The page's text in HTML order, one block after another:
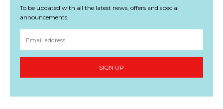
To be updated with all the latest news, offers and special
announcements.
SIGN UP